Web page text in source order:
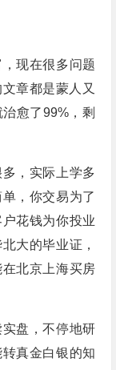
现在很多问题
章都是蒙人又
愈了99%，剩
，实际上学多
，你交易为了
花钱为你投业
大的毕业证，
北京上海买房
盘，不停地研
真金白银的知